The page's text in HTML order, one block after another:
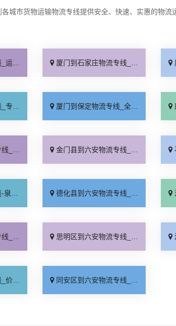
各城市货物运输物流专线提供安全、快速、实惠的物流
运」 厦门到石家庄物流专线_准时准点「多少公里」
货」 厦门到保定物流专线_全程直达「高效运输」
线」 金门县到六安物流专线_直通专线「收费标准」
时效」 德化县到六安物流专线_全境到达「快速响应」
少」 思明区到六安物流专线_多少一方「价格实惠」
送」 同安区到六安物流专线_运费多少「实时反馈」